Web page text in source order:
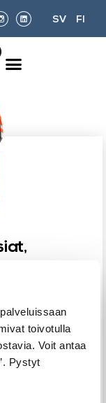
toivotulla
Voit antaa
Pystyt
SV FI
tai
koko
Valvonta-